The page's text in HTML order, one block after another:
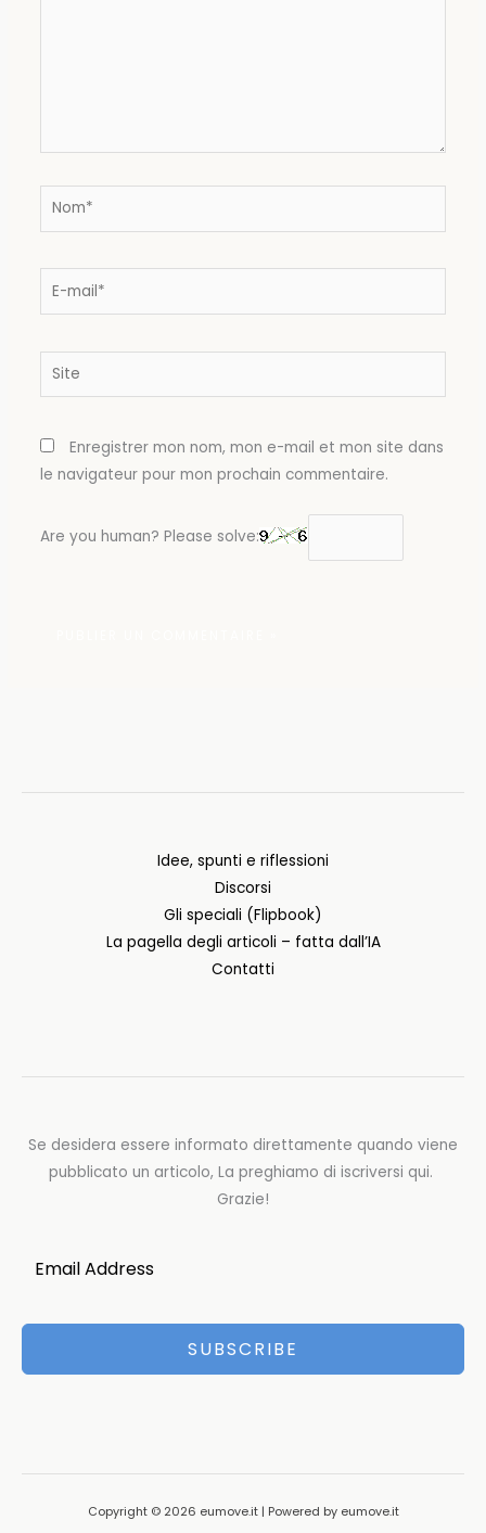
Nom*
E-
Site
Enregistrer mon nom, mon e-mail et mon site dans
le navigateur pour mon prochain commentaire.
Are you human? Please solve:
Idee, spunti e riflessioni
Discorsi
Gli speciali (Flipbook)
La pagella degli articoli – fatta dall’IA
Contatti
Se desidera essere informato direttamente quando viene
pubblicato un articolo, La preghiamo di iscriversi qui.
Grazie!
SUBSCRIBE
Copyright © 2026 eumove.it | Powered by eumove.it